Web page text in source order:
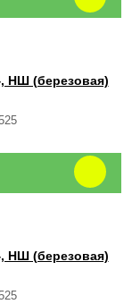
НШ (березовая)
НШ (березовая)